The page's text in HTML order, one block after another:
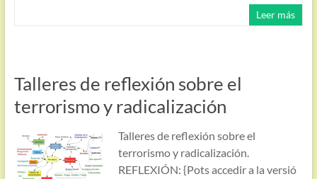
Leer más
Talleres de reflexión sobre el
terrorismo y radicalización
Talleres de reflexión sobre el
terrorismo y radicalización.
REFLEXIÓN: {Pots accedir a la versió